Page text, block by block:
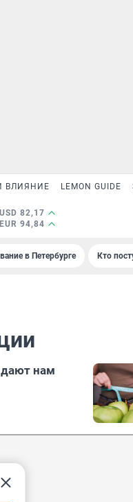
ВЛИЯНИЕ LEMON GUIDE
USD 82,17
EUR 94,84
в Петербурге Кто
дают нам